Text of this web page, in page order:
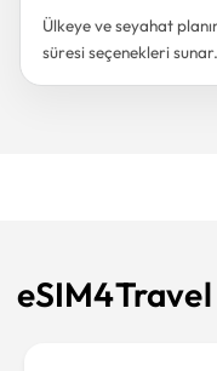
Ülkeye ve seyahat
süresi seçenekleri sunar.
eSIM4Travel